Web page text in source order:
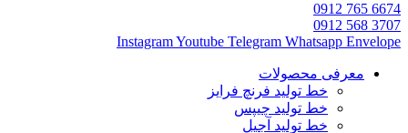
6674 765 0912
3707 568 0912
InstagramYoutube Telegram Whatsapp Envelope
معرفی محصولات
خط تولید فرنچ فرایز
خط تولید چیپس
خط تولید آجیل